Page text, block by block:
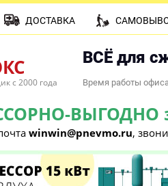
с 2000 года
ВСЁ для
Время работы
ВЫГОДНО
winwin@pnevmo.ru,
ДОСТАВКА